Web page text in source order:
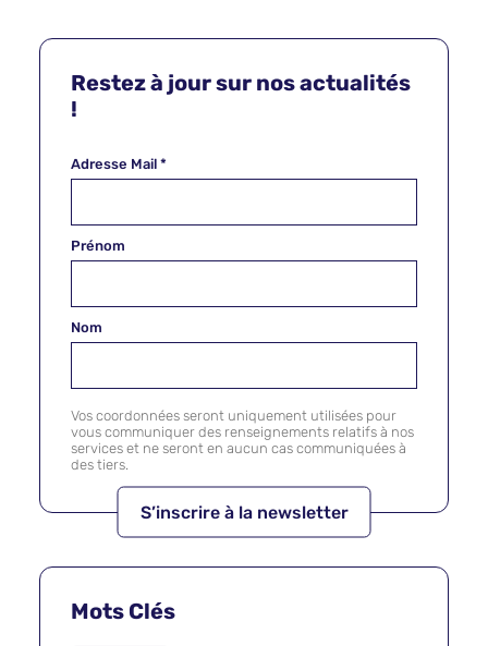
Restez à jour sur nos actualités
!
Adresse Mail *
Prénom
Nom
Vos coordonnées seront uniquement utilisées pour
vous communiquer des renseignements relatifs à nos
services et ne seront en aucun cas communiquées à
des tiers.
Mots Clés